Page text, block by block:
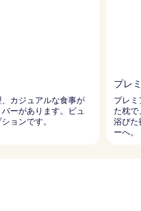
カジュアルな食事が
ーがあります。ビュ
ョンです。
プレ
プレ
た枕
浴びた
ーへ。